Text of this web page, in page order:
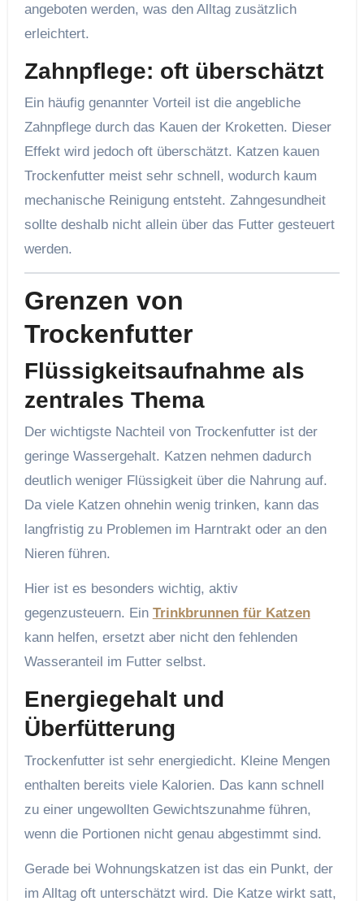
angeboten werden, was den Alltag zusätzlich
erleichtert.
Zahnpflege: oft überschätzt
Ein häufig genannter Vorteil ist die angebliche
Zahnpflege durch das Kauen der Kroketten. Dieser
Effekt wird jedoch oft überschätzt. Katzen kauen
Trockenfutter meist sehr schnell, wodurch kaum
mechanische Reinigung entsteht. Zahngesundheit
sollte deshalb nicht allein über das Futter gesteuert
werden.
Grenzen von
Trockenfutter
Flüssigkeitsaufnahme als
zentrales Thema
Der wichtigste Nachteil von Trockenfutter ist der
geringe Wassergehalt. Katzen nehmen dadurch
deutlich weniger Flüssigkeit über die Nahrung auf.
Da viele Katzen ohnehin wenig trinken, kann das
langfristig zu Problemen im Harntrakt oder an den
Nieren führen.
Hier ist es besonders wichtig, aktiv
gegenzusteuern. Ein Trinkbrunnen für Katzen
kann helfen, ersetzt aber nicht den fehlenden
Wasseranteil im Futter selbst.
Energiegehalt und
Überfütterung
Trockenfutter ist sehr energiedicht. Kleine Mengen
enthalten bereits viele Kalorien. Das kann schnell
zu einer ungewollten Gewichtszunahme führen,
wenn die Portionen nicht genau abgestimmt sind.
Gerade bei Wohnungskatzen ist das ein Punkt, der
im Alltag oft unterschätzt wird. Die Katze wirkt satt,